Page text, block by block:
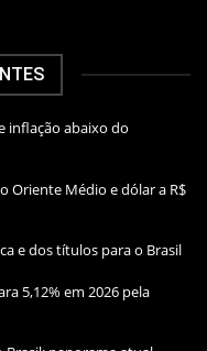
inflação abaixo do
Oriente Médio e dólar a R$
e dos títulos para o Brasil
5,12% em 2026 pela